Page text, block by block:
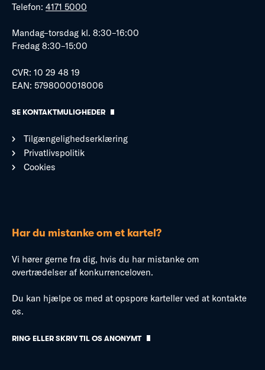
Telefon: 4171 5000
Mandag–torsdag kl. 8:30–16:00
Fredag 8:30–15:00
CVR: 10 29 48 19
EAN: 5798000018006
SE KONTAKTMULIGHEDER
Tilgængelighedserklæring
Privatlivspolitik
Cookies
Har du mistanke om et kartel?
Vi hører gerne fra dig, hvis du har mistanke om
overtrædelser af konkurrenceloven.
Du kan hjælpe os med at opspore karteller ved at kontakte
os.
RING ELLER SKRIV TIL OS ANONYMT